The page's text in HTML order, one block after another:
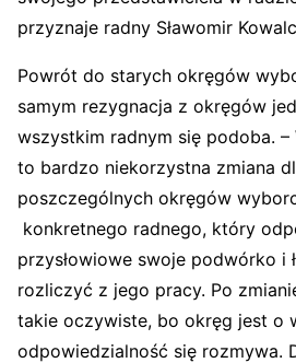
przyznaje radny Sławomir
Powrót do starych okręgów
samym rezygnacja z okręgów
wszystkim radnym się podoba. –
to bardzo niekorzystna zmiana
poszczególnych okręgów
konkretnego radnego, który
przysłowiowe swoje podwórko i
rozliczyć z jego pracy. Po
takie oczywiste, bo okręg jest o
odpowiedzialność się rozmywa.